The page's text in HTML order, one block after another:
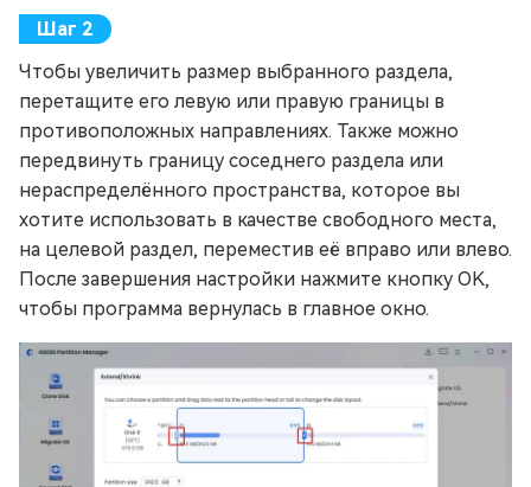
Чтобы увеличить размер выбранного раздела,
перетащите его левую или правую границы в
противоположных направлениях. Также можно
передвинуть границу соседнего раздела или
нераспределённого пространства, которое вы
хотите использовать в качестве свободного места,
на целевой раздел, переместив её вправо или влево.
После завершения настройки нажмите кнопку OK,
чтобы программа вернулась в главное окно.